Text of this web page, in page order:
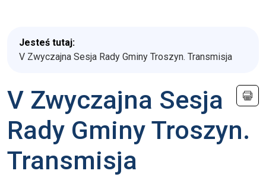
Jesteś tutaj:
V Zwyczajna Sesja Rady Gminy Troszyn. Transmisja
V Zwyczajna Sesja
Rady Gminy Troszyn.
Transmisja